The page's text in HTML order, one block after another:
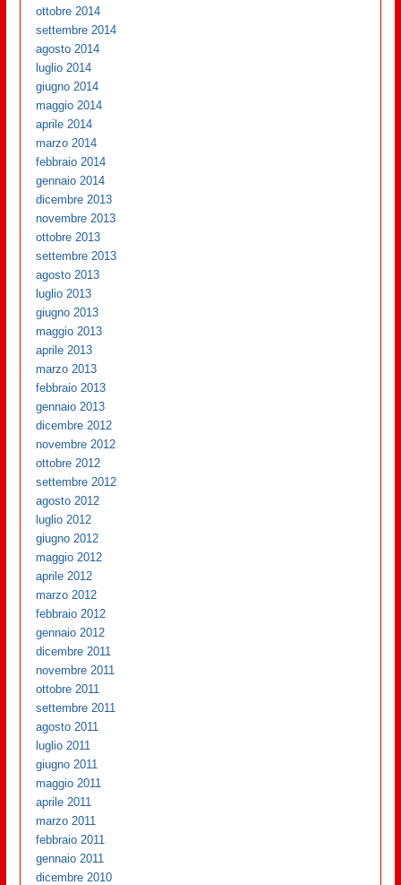
ottobre 2014
settembre 2014
agosto 2014
luglio 2014
giugno 2014
maggio 2014
aprile 2014
marzo 2014
febbraio 2014
gennaio 2014
dicembre 2013
novembre 2013
ottobre 2013
settembre 2013
agosto 2013
luglio 2013
giugno 2013
maggio 2013
aprile 2013
marzo 2013
febbraio 2013
gennaio 2013
dicembre 2012
novembre 2012
ottobre 2012
settembre 2012
agosto 2012
luglio 2012
giugno 2012
maggio 2012
aprile 2012
marzo 2012
febbraio 2012
gennaio 2012
dicembre 2011
novembre 2011
ottobre 2011
settembre 2011
agosto 2011
luglio 2011
giugno 2011
maggio 2011
aprile 2011
marzo 2011
febbraio 2011
gennaio 2011
dicembre 2010